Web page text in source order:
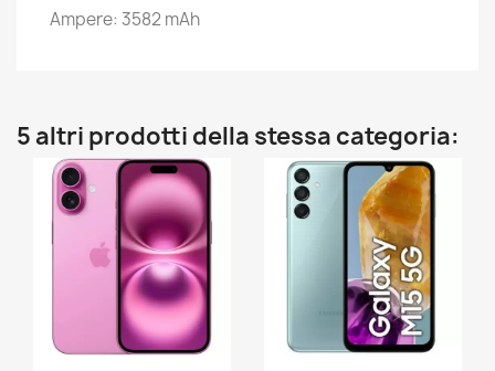
Ampere: 3582 mAh
5 altri prodotti della stessa categoria: